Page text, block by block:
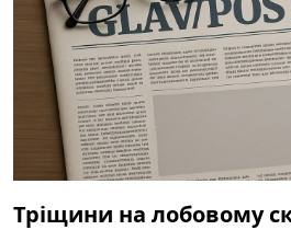
Тріщини на лобовому